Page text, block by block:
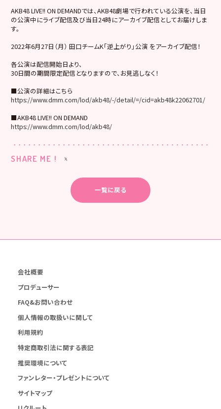
AKB48 LIVE!! ON DEMANDでは、AKB48劇場で行われている公演を、当日
の公演中にライブ配信及び当日24時にアーカイブ配信としてお届けしま
す。
2022年6月27日（月） 田口チームK「逆上がり」公演 をアーカイブ配信！
各公演は配信開始日より、
30日間の期間限定配信となりますので、お見逃しなく！
■公演の詳細はこちら
https://www.dmm.com/lod/akb48/-/detail/=/cid=akb48k22062701/
■AKB48 LIVE!! ON DEMAND
https://www.dmm.com/lod/akb48/
SHARE ME !
一覧に戻る
会社概要
プロデューサー
FAQ&お問い合わせ
個人情報の取扱いに関して
利用規約
特定商取引法に関する表記
推奨環境について
ファンレター・プレゼントについて
サイトマップ